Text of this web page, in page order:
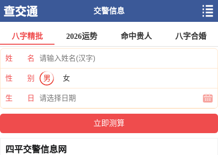
交警信息
八字精批 2026运势 命中贵人 八字合婚
姓 名
性 别 男 女
生 日
四平交警信息网